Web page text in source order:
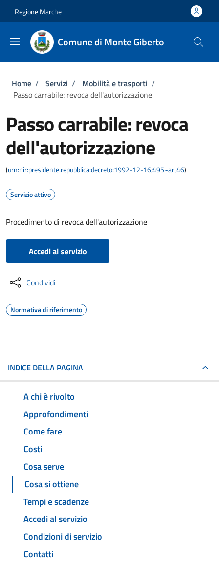
Regione Marche
Comune di Monte Giberto
Briciole di pane
Home / Servizi / Mobilità e trasporti /
Passo carrabile: revoca dell'autorizzazione
Passo carrabile: revoca
dell'autorizzazione
(urn:nir:presidente.repubblica:decreto:1992-12-16;495~art46)
Servizio attivo
Procedimento di revoca dell'autorizzazione
Accedi al servizio
Condividi
Normativa di riferimento
INDICE DELLA PAGINA
A chi è rivolto
Approfondimenti
Come fare
Costi
Cosa serve
Cosa si ottiene
Tempi e scadenze
Accedi al servizio
Condizioni di servizio
Contatti